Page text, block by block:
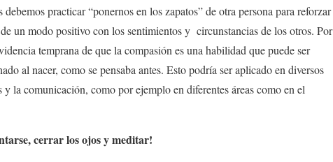
practicar “ponernos en los zapatos” de otra persona para reforzar
un modo positivo con los sentimientos y circunstancias de los otros. Por
temprana de que la compasión es una habilidad que puede ser
al nacer, como se pensaba antes. Esto podría ser aplicado en diversos
y la comunicación, como por ejemplo en diferentes áreas como en el
cerrar los ojos y meditar!